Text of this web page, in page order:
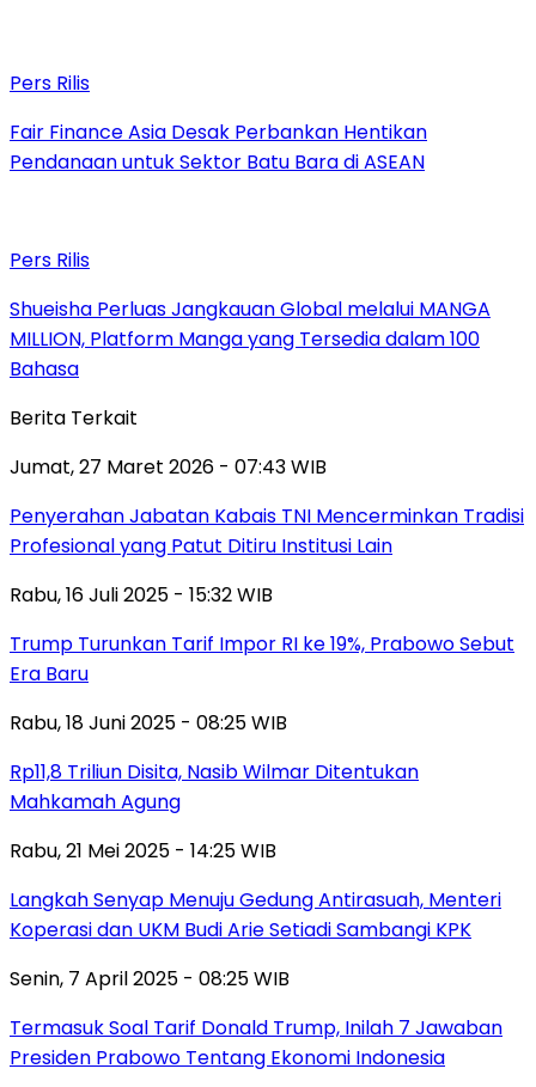
Pers Rilis
Fair Finance Asia Desak Perbankan Hentikan
Pendanaan untuk Sektor Batu Bara di ASEAN
Pers Rilis
Shueisha Perluas Jangkauan Global melalui MANGA
MILLION, Platform Manga yang Tersedia dalam 100
Bahasa
Berita Terkait
Jumat, 27 Maret 2026 - 07:43 WIB
Penyerahan Jabatan Kabais TNI Mencerminkan Tradisi
Profesional yang Patut Ditiru Institusi Lain
Rabu, 16 Juli 2025 - 15:32 WIB
Trump Turunkan Tarif Impor RI ke 19%, Prabowo Sebut
Era Baru
Rabu, 18 Juni 2025 - 08:25 WIB
Rp11,8 Triliun Disita, Nasib Wilmar Ditentukan
Mahkamah Agung
Rabu, 21 Mei 2025 - 14:25 WIB
Langkah Senyap Menuju Gedung Antirasuah, Menteri
Koperasi dan UKM Budi Arie Setiadi Sambangi KPK
Senin, 7 April 2025 - 08:25 WIB
Termasuk Soal Tarif Donald Trump, Inilah 7 Jawaban
Presiden Prabowo Tentang Ekonomi Indonesia